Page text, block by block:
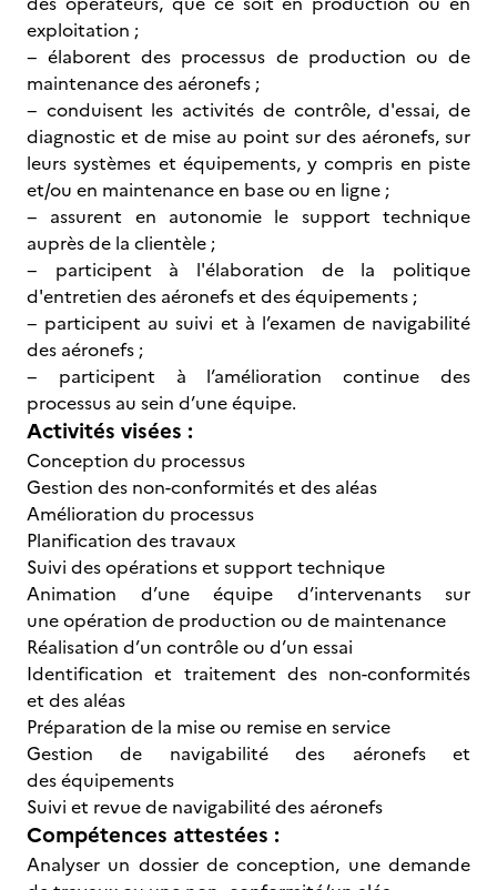
exploitation ;
− élaborent des processus de production ou de
maintenance des aéronefs ;
− conduisent les activités de contrôle, d'essai, de
diagnostic et de mise au point sur des aéronefs, sur
leurs systèmes et équipements, y compris en piste
et/ou en maintenance en base ou en ligne ;
− assurent en autonomie le support technique
auprès de la clientèle ;
− participent à l'élaboration de la politique
d'entretien des aéronefs et des équipements ;
− participent au suivi et à l’examen de navigabilité
des aéronefs ;
− participent à l’amélioration continue des
processus au sein d’une équipe.
Activités visées :
Conception du processus
Gestion des non-conformités et des aléas
Amélioration du processus
Planification des travaux
Suivi des opérations et support technique
Animation d’une équipe d’intervenants sur
une opération de production ou de maintenance
Réalisation d’un contrôle ou d’un essai
Identification et traitement des non-conformités
et des aléas
Préparation de la mise ou remise en service
Gestion de navigabilité des aéronefs et
des équipements
Suivi et revue de navigabilité des aéronefs
Compétences attestées :
Analyser un dossier de conception, une demande